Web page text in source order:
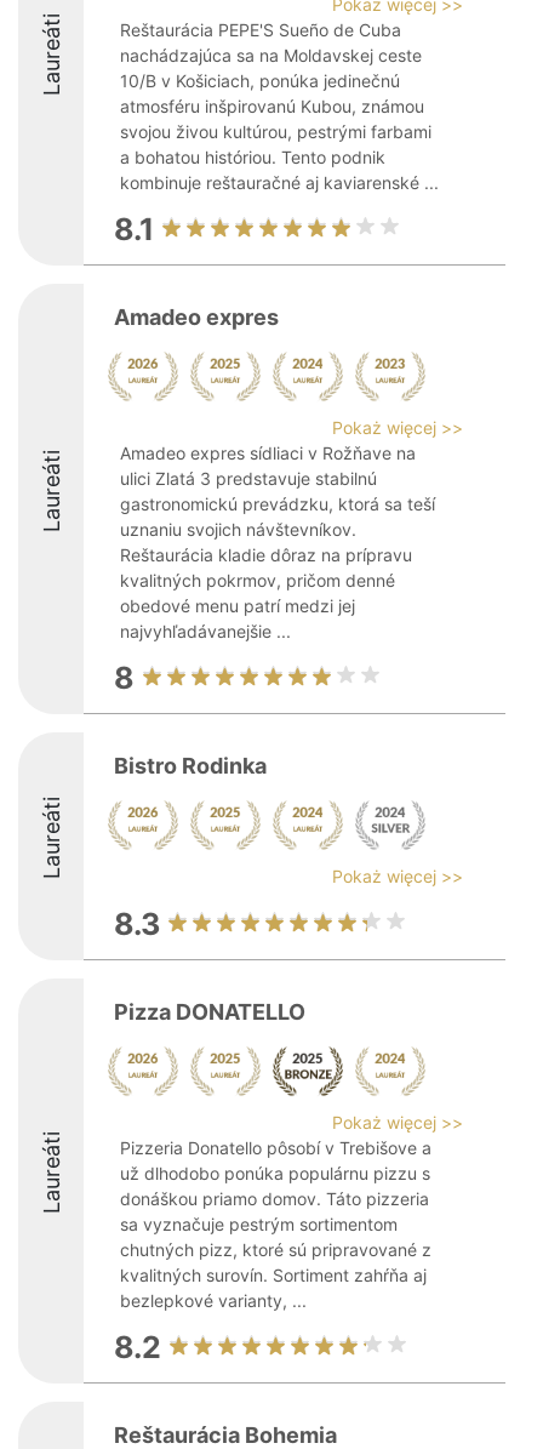
Laureáti
Pokaż więcej >>
Reštaurácia PEPE'S Sueño de Cuba
nachádzajúca sa na Moldavskej ceste
10/B v Košiciach, ponúka jedinečnú
atmosféru inšpirovanú Kubou, známou
svojou živou kultúrou, pestrými farbami
a bohatou históriou. Tento podnik
kombinuje reštauračné aj kaviarenské ...
8.1
Laureáti
Amadeo expres
Pokaż więcej >>
Amadeo expres sídliaci v Rožňave na
ulici Zlatá 3 predstavuje stabilnú
gastronomickú prevádzku, ktorá sa teší
uznaniu svojich návštevníkov.
Reštaurácia kladie dôraz na prípravu
kvalitných pokrmov, pričom denné
obedové menu patrí medzi jej
najvyhľadávanejšie ...
8
Laureáti
Bistro Rodinka
Pokaż więcej >>
8.3
Laureáti
Pizza DONATELLO
Pokaż więcej >>
Pizzeria Donatello pôsobí v Trebišove a
už dlhodobo ponúka populárnu pizzu s
donáškou priamo domov. Táto pizzeria
sa vyznačuje pestrým sortimentom
chutných pizz, ktoré sú pripravované z
kvalitných surovín. Sortiment zahŕňa aj
bezlepkové varianty, ...
8.2
Reštaurácia Bohemia